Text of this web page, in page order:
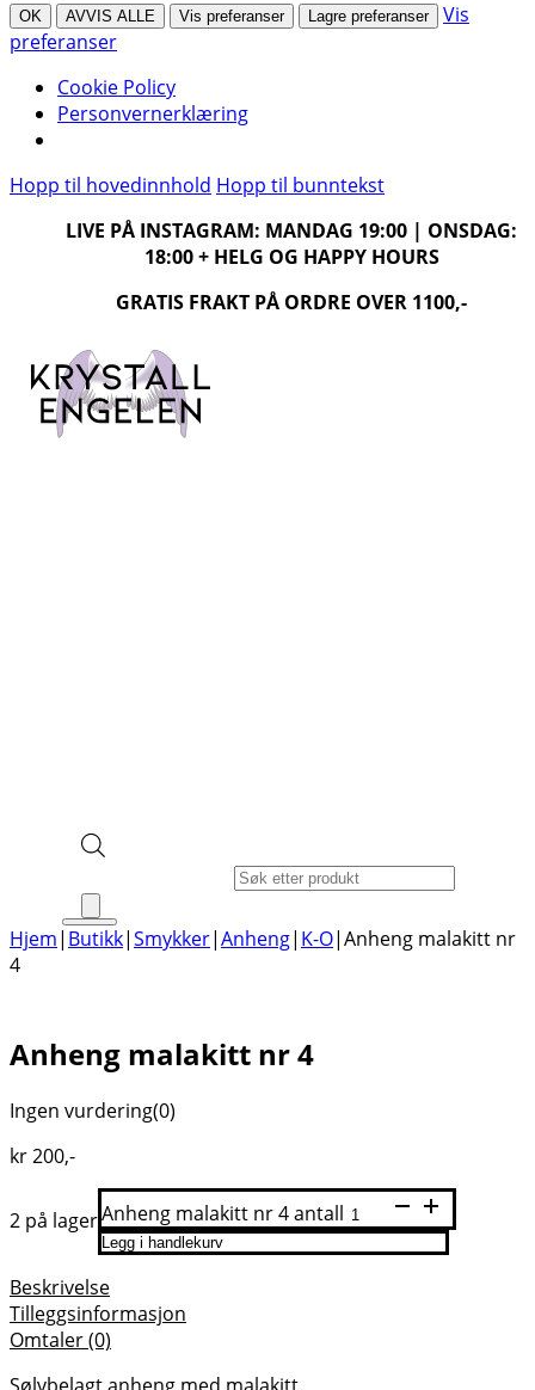
OK AVVIS ALLE Vis preferanser Lagre preferanser
Vis
preferanser
Cookie Policy
Personvernerklæring
Hopp til hovedinnhold Hopp til bunntekst
LIVE PÅ INSTAGRAM: MANDAG 19:00 | ONSDAG:
18:00 + HELG OG HAPPY HOURS
GRATIS FRAKT PÅ ORDRE OVER 1100,-
Hjem| Butikk|Smykker|Anheng| K-O|Anheng malakitt nr
4
Anheng malakitt nr 4
Ingen vurdering(0)
kr200,-
2 på lagerAnheng malakitt nr 4 antall
Legg i handlekurv
Beskrivelse
Tilleggsinformasjon
Omtaler (0)
Sølvbelagt anheng med malakitt.